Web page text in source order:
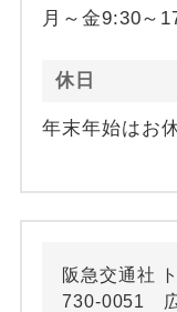
月～金9:30～
休日
年末年始はお
阪急交通社
730-0051